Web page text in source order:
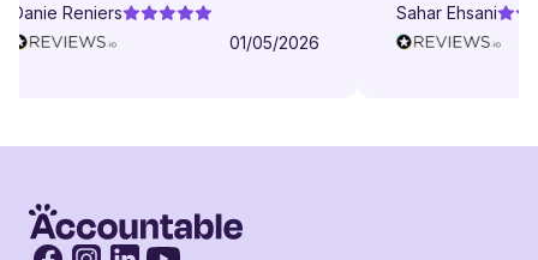
Reniers
01/05/2026
Sahar Ehsani